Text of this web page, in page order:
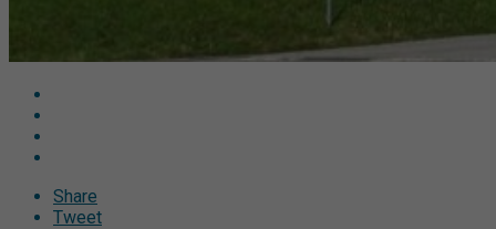
Share
Tweet